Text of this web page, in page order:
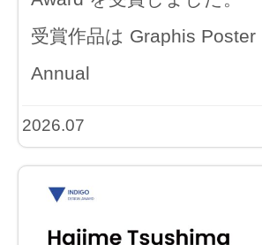
受賞作品は Graphis Poster
Annual
2026.07